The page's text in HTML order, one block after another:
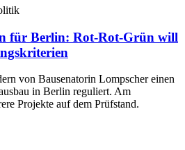
für Berlin: Rot-Rot-Grün will
von Bausenatorin Lompscher einen
in Berlin reguliert. Am
Projekte auf dem Prüfstand.